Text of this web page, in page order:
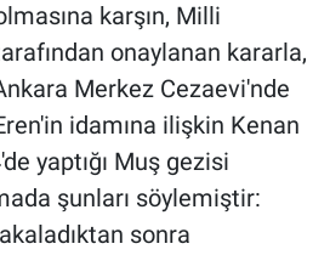
karşın, Milli
onaylanan kararla,
Merkez Cezaevi'nde
idamına ilişkin Kenan
yaptığı Muş gezisi
şunları söylemiştir:
sonra